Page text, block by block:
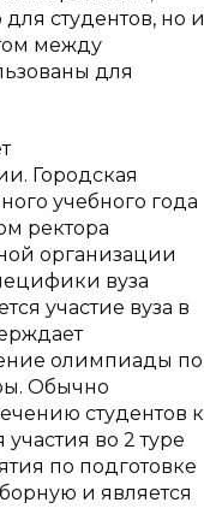
студентов, но и
между
для
Городская
учебного года
ректора
организации
вуза
участие вуза в
олимпиады по
Обычно
студентов к
во 2 туре
по подготовке
и является